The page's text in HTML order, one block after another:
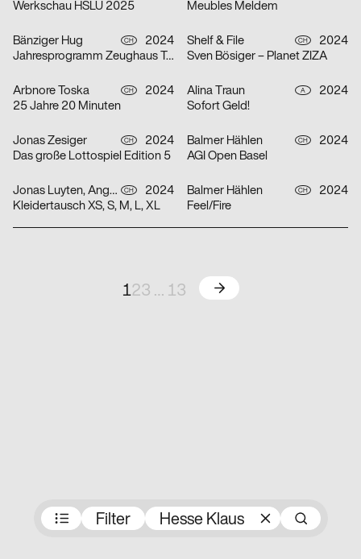
Preisträger:innen
Filter Hesse Klaus
Werkschau HSLU 2025
Meubles Meldem
Bänziger Hug CH
2024
Jahresprogramm Zeughaus Teufen 2024
Shelf & File CH
2024
Sven Bösiger – Planet ZIZA
Arbnore Toska CH
2024
25 Jahre 20 Minuten
Alina Traun A
2024
Sofort Geld!
Jonas Zesiger CH
2024
Das große Lottospiel Edition 5
Balmer Hählen CH
2024
AGI Open Basel
Jonas Luyten, Angel Zahner CH
2024
Kleidertausch XS, S, M, L, XL
Balmer Hählen CH
2024
Feel/Fire
123 … 13